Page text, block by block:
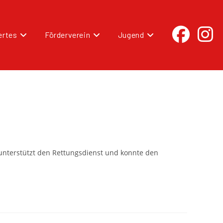
Förderverein Jugend
den Rettungsdienst und konnte den